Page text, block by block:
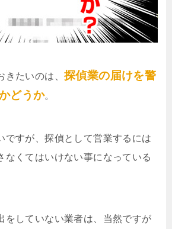
たいのは、 探偵業の届けを警
どうか。
ですが、探偵として営業するには
なくてはいけない事になっている
をしていない業者は、当然ですが